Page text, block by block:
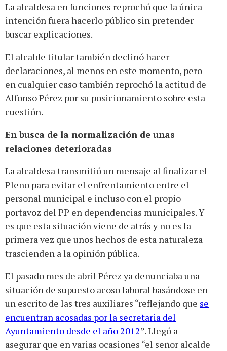
La alcaldesa en funciones reprochó que la única
intención fuera hacerlo público sin pretender
buscar explicaciones.
El alcalde titular también declinó hacer
declaraciones, al menos en este momento, pero
en cualquier caso también reprochó la actitud de
Alfonso Pérez por su posicionamiento sobre esta
cuestión.
En busca de la normalización de unas
relaciones deterioradas
La alcaldesa transmitió un mensaje al finalizar el
Pleno para evitar el enfrentamiento entre el
personal municipal e incluso con el propio
portavoz del PP en dependencias municipales. Y
es que esta situación viene de atrás y no es la
primera vez que unos hechos de esta naturaleza
trascienden a la opinión pública.
El pasado mes de abril Pérez ya denunciaba una
situación de supuesto acoso laboral basándose en
un escrito de las tres auxiliares “reflejando que se
encuentran acosadas por la secretaria del
Ayuntamiento desde el año 2012”. Llegó a
asegurar que en varias ocasiones “el señor alcalde